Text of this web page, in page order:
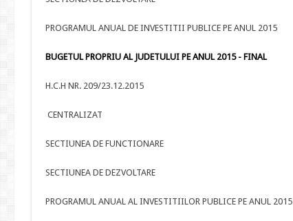
PROGRAMUL ANUAL DE INVESTITII PUBLICE PE ANUL 2015
BUGETUL PROPRIU AL JUDETULUI PE ANUL 2015 - FINAL
H.C.H NR. 209/23.12.2015
CENTRALIZAT
SECTIUNEA DE FUNCTIONARE
SECTIUNEA DE DEZVOLTARE
PROGRAMUL ANUAL AL INVESTITIILOR PUBLICE PE ANUL 2015